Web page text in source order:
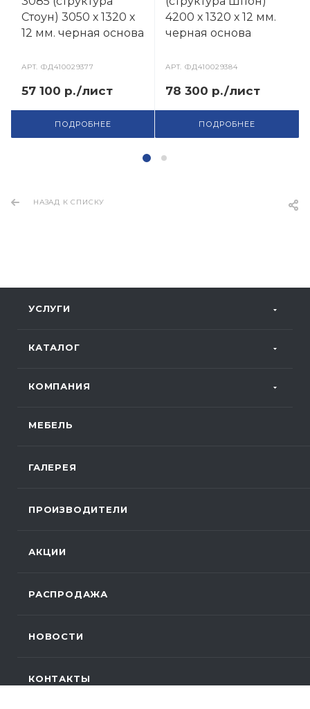
Стоун) 3050 х 1320 х
12 мм. черная основа
АРТ.ФД410029377
57 100 р./лист
ПОДРОБНЕЕ
4200 х 1320 х 12 мм.
черная основа
АРТ.ФД410029384
78 300 р./лист
ПОДРОБНЕЕ
НАЗАД К СПИСКУ
УСЛУГИ
КАТАЛОГ
КОМПАНИЯ
МЕБЕЛЬ
ГАЛЕРЕЯ
ПРОИЗВОДИТЕЛИ
АКЦИИ
РАСПРОДАЖА
НОВОСТИ
КОНТАКТЫ